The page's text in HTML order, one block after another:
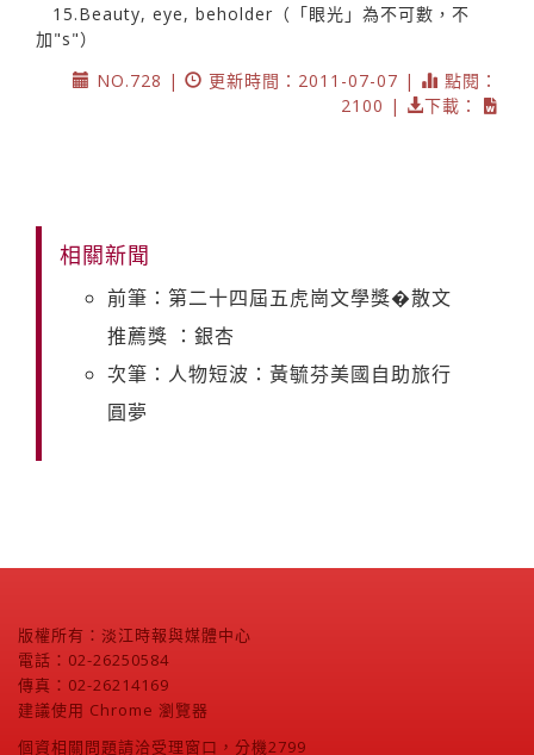
15.Beauty, eye, beholder（「眼光」為不可數，不
加"s"）
NO.728 |
更新時間：2011-07-07 |
點閱：
2100 |
下載：
相關新聞
前筆：第二十四屆五虎崗文學獎�散文
推薦獎 ：銀杏
次筆：人物短波：黃毓芬美國自助旅行
圓夢
版權所有：淡江時報與媒體中心
電話：02-26250584
傳真：02-26214169
建議使用 Chrome 瀏覽器
個資相關問題請洽受理窗口，分機2799